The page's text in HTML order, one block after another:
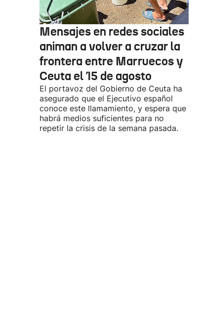
Mensajes en redes sociales
animan a volver a cruzar la
frontera entre Marruecos y
Ceuta el 15 de agosto
El portavoz del Gobierno de Ceuta ha
asegurado que el Ejecutivo español
conoce este llamamiento, y espera que
habrá medios suficientes para no
repetir la crisis de la semana pasada.